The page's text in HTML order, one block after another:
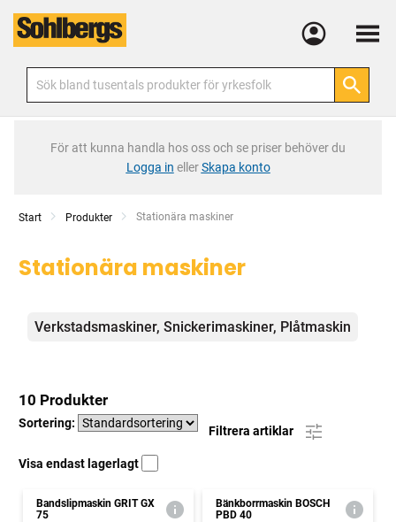
Meny
För att kunna handla hos oss och se priser behöver du
Logga in ellerSkapa konto
Start Produkter Current:
Stationära maskiner
Stationära maskiner
Kategorier
Verkstadsmaskiner, Snickerimaskiner, Plåtmaskin
10 Produkter
Sortering:
Filtrera artiklar
Visa endast lagerlagt
Bandslipmaskin GRIT GX
75
Bänkborrmaskin BOSCH
PBD 40